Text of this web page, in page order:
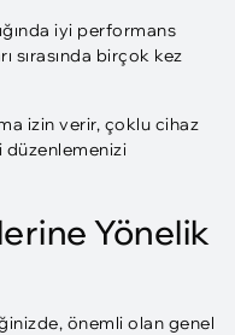
iyi performans
sırasında birçok kez
izin verir, çoklu cihaz
düzenlemenizi
Yönelik
önemli olan genel